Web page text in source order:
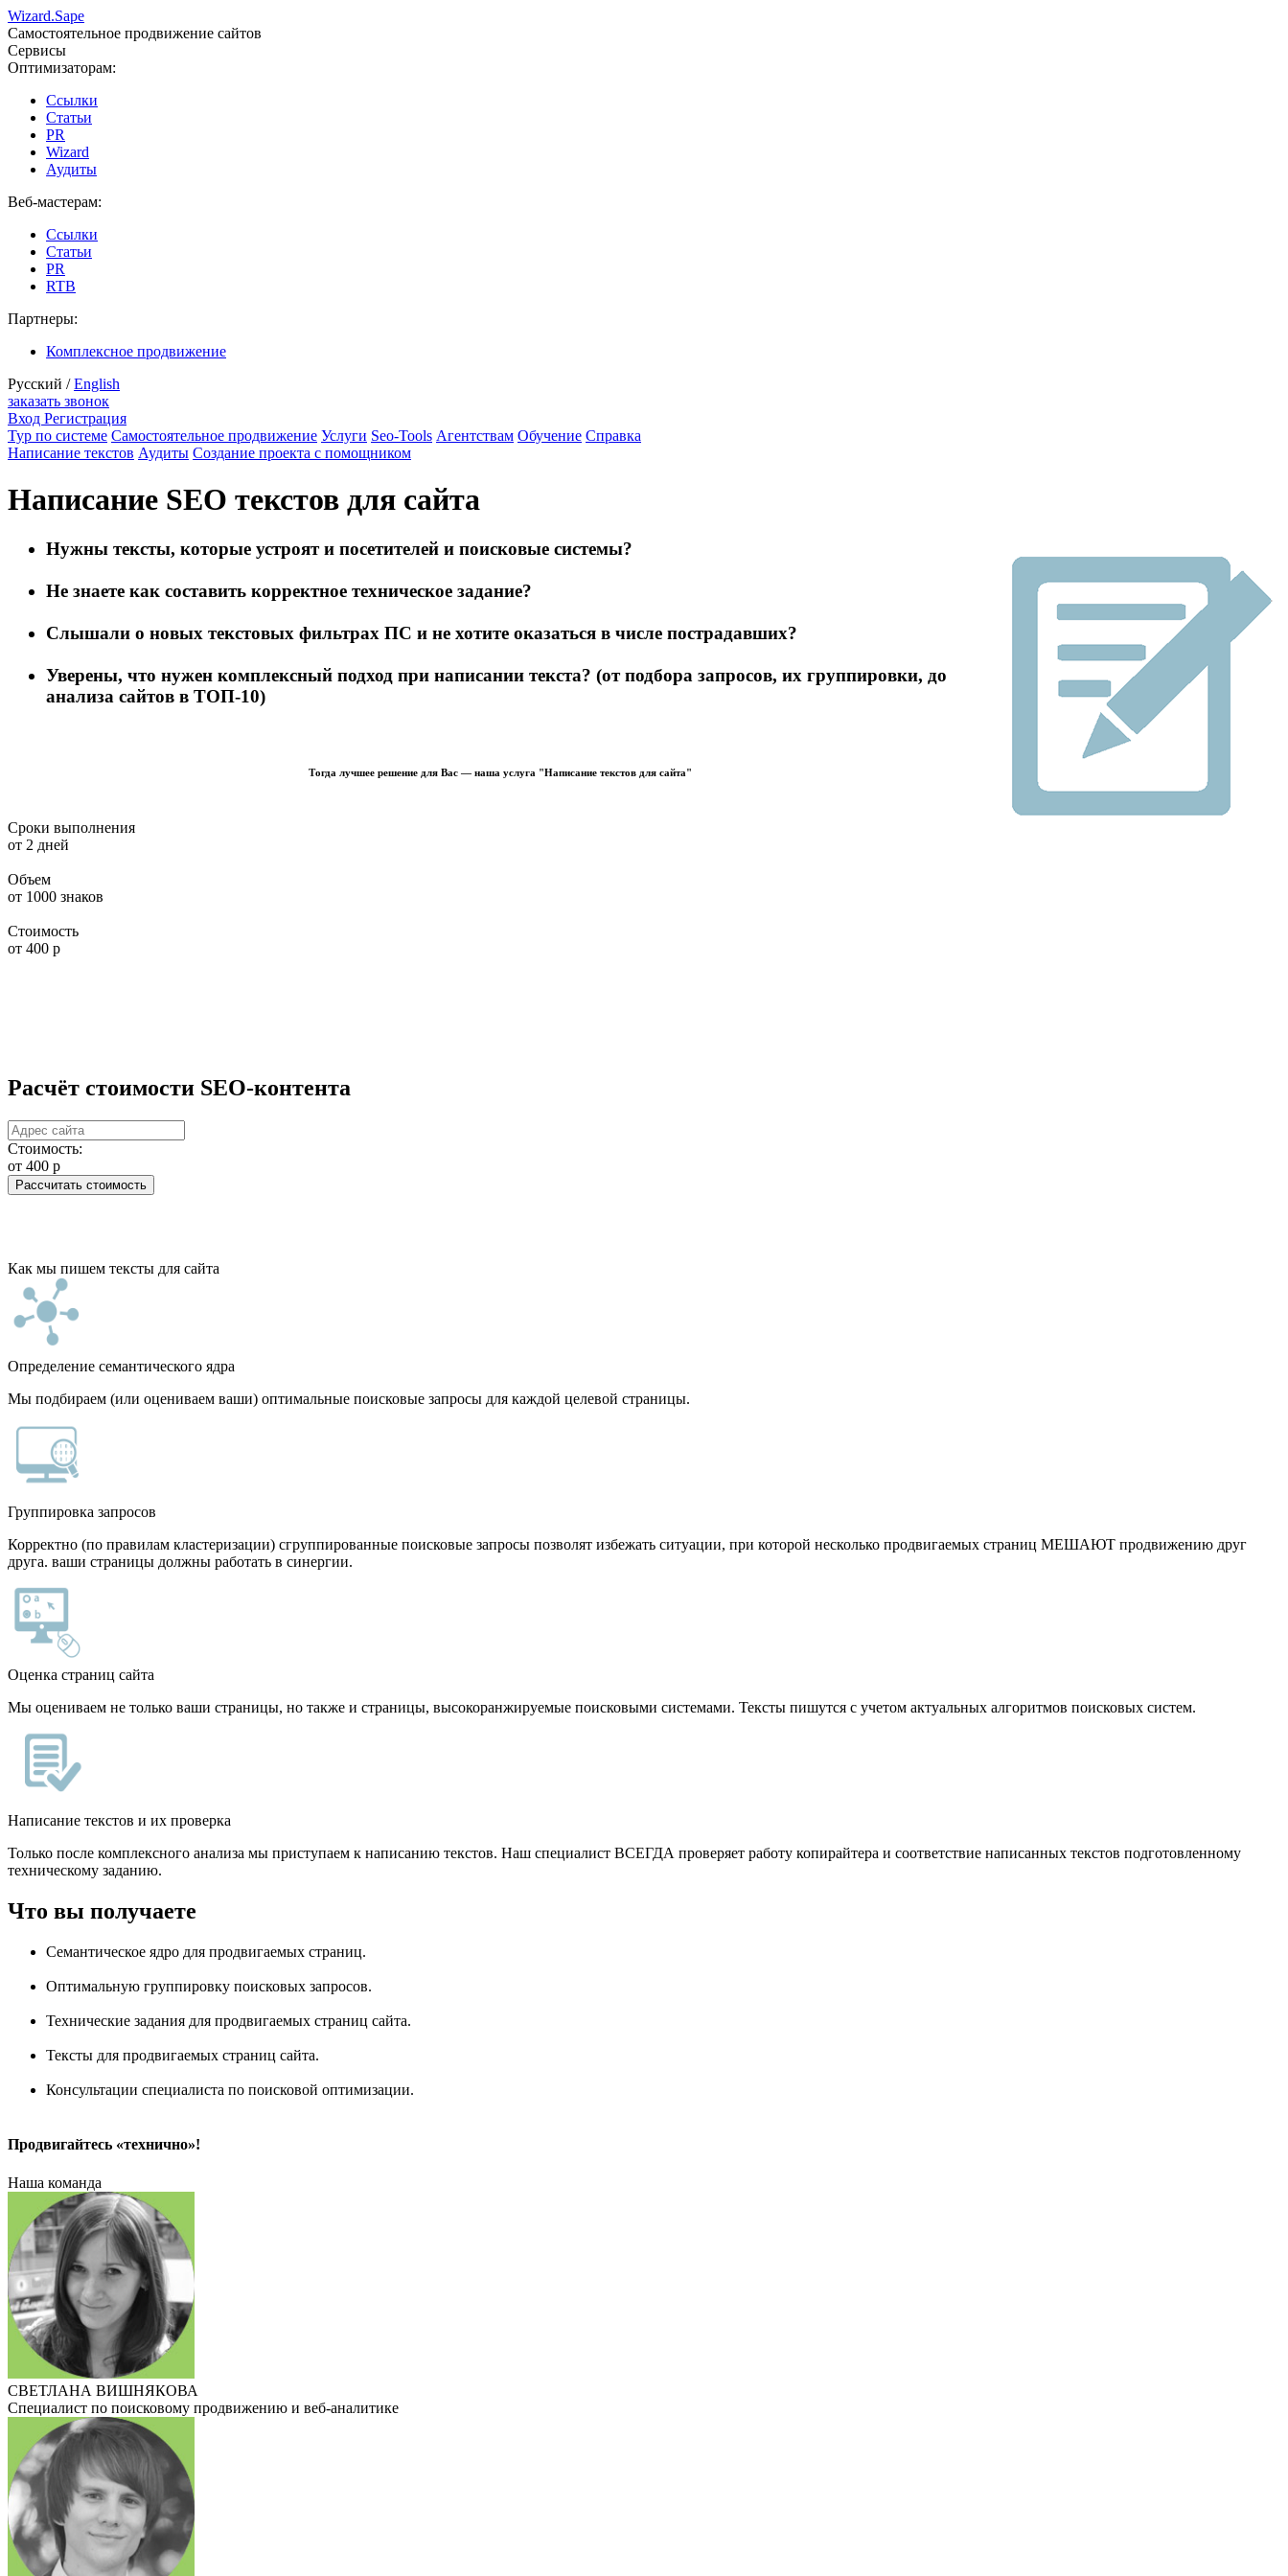
Wizard.Sape
Самостоятельное продвижение сайтов
Сервисы
Оптимизаторам:
Ссылки
Статьи
PR
Wizard
Аудиты
Веб-мастерам:
Ссылки
Статьи
PR
RTB
Партнеры:
Комплексное продвижение
Русский /English
заказать звонок
Вход Регистрация
Тур по системе Самостоятельное продвижение Услуги Seo-Tools Агентствам Обучение Справка
Написание текстов Аудиты Создание проекта с помощником
Написание SEO текстов для сайта
Нужны тексты, которые устроят и посетителей и поисковые системы?
Не знаете как составить корректное техническое задание?
Слышали о новых текстовых фильтрах ПС и не хотите оказаться в числе пострадавших?
Уверены, что нужен комплексный подход при написании текста? (от подбора запросов, их группировки, до
анализа сайтов в ТОП-10)
Тогда лучшее решение для Вас — наша услуга "Написание текстов для сайта"
Сроки выполнения
от 2 дней
Объем
от 1000 знаков
Стоимость
от 400 p
Расчёт стоимости SEO-контента
Cтоимость:
от 400 p
Рассчитать стоимость
Как мы пишем тексты для сайта
Определение семантического ядра
Мы подбираем (или оцениваем ваши) оптимальные поисковые запросы для каждой целевой страницы.
Группировка запросов
Корректно (по правилам кластеризации) сгруппированные поисковые запросы позволят избежать ситуации, при которой несколько продвигаемых страниц МЕШАЮТ продвижению друг
друга. ваши страницы должны работать в синергии.
Оценка страниц сайта
Мы оцениваем не только ваши страницы, но также и страницы, высокоранжируемые поисковыми системами. Тексты пишутся с учетом актуальных алгоритмов поисковых систем.
Написание текстов и их проверка
Только после комплексного анализа мы приступаем к написанию текстов. Наш специалист ВСЕГДА проверяет работу копирайтера и соответствие написанных текстов подготовленному
техническому заданию.
Что вы получаете
Семантическое ядро для продвигаемых страниц.
Оптимальную группировку поисковых запросов.
Технические задания для продвигаемых страниц сайта.
Тексты для продвигаемых страниц сайта.
Консультации специалиста по поисковой оптимизации.
Продвигайтесь «технично»!
Наша команда
СВЕТЛАНА ВИШНЯКОВА
Специалист по поисковому продвижению и веб-аналитике